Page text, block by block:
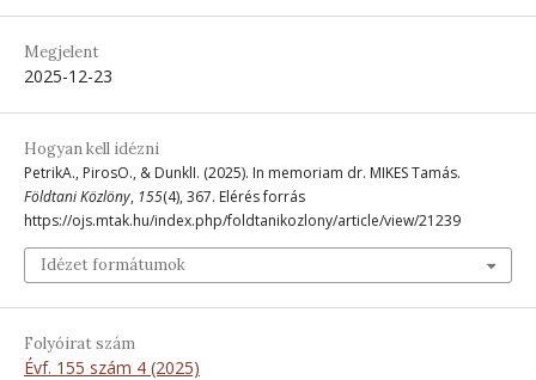
Megjelent
2025-12-23
Hogyan kell idézni
PetrikA., PirosO., & DunklI. (2025). In memoriam dr. MIKES Tamás.
Földtani Közlöny, 155(4), 367. Elérés forrás
https://ojs.mtak.hu/index.php/foldtanikozlony/article/view/21239
Idézet formátumok
Folyóirat szám
Évf. 155 szám 4 (2025)